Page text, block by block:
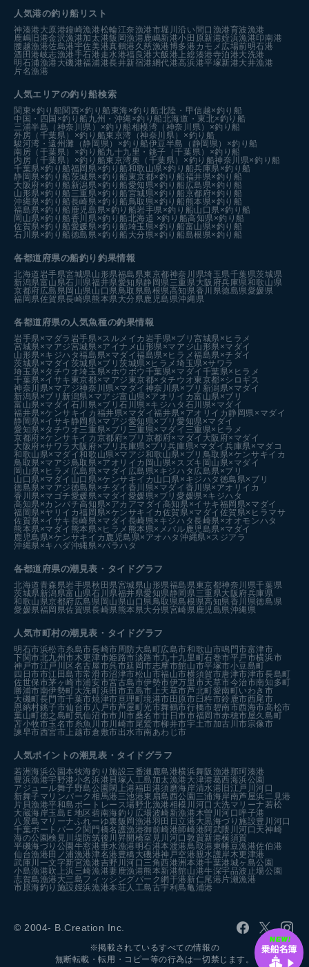
人気港の釣り船リスト
神湊港 大原港鐘崎漁港松輪江奈漁港市堀川沿い 間口漁港育波漁港
鹿嶋旧港金沢漁港加太港飯岡漁港鹿嶋新港小田原新港姪浜漁港印南港
腰越漁港佐島港宇佐美港真鶴港 久慈漁港博多港カモメ広場前明石港
酒田港岐志漁港手石港 走水港福良港 大飯港 上総湊港寺泊港大洗港
明石浦漁港 大磯港福浦港長井新宿港網代港高浜港平塚新港大井漁港
片名漁港
人気エリアの釣り船検索
関東×釣り船関西×釣り船 東海×釣り船北陸・甲信越×釣り船
中国・四国×釣り船 九州・沖縄×釣り船北海道・東北×釣り船
三浦半島（神奈川県）×釣り船相模湾（神奈川県）×釣り船
外房（千葉県）×釣り船東京湾（神奈川県）×釣り船
駿河湾・遠州灘（静岡県）×釣り船伊豆半島（静岡県）×釣り船
南房（千葉県）×釣り船九十九里・銚子（千葉県）×釣り船
内房（千葉県）×釣り船東京湾奥（千葉県）×釣り船神奈川県×釣り船
千葉県×釣り船福岡県×釣り船和歌山県×釣り船兵庫県×釣り船
静岡県×釣り船茨城県×釣り船 東京都×釣り船福井県×釣り船
大阪府×釣り船 新潟県×釣り船愛知県×釣り船 広島県×釣り船
山形県×釣り船 三重県×釣り船宮城県×釣り船京都府×釣り船
沖縄県×釣り船長崎県×釣り船鳥取県×釣り船 熊本県×釣り船
福島県×釣り船 鹿児島県×釣り船岩手県×釣り船山口県×釣り船
岡山県×釣り船香川県×釣り船北海道 ×釣り船高知県×釣り船
佐賀県×釣り船愛媛県×釣り船埼玉県×釣り船富山県×釣り船
石川県×釣り船徳島県×釣り船 大分県×釣り船島根県×釣り船
各都道府県の船釣り釣果情報
北海道岩手県宮城県山形県福島県東京都神奈川県埼玉県千葉県茨城県
新潟県富山県石川県福井県愛知県静岡県三重県大阪府兵庫県和歌山県
京都府広島県岡山県山口県鳥取県島根県高知県香川県徳島県愛媛県
福岡県佐賀県長崎県熊本県大分県鹿児島県沖縄県
各都道府県の人気魚種の釣果情報
岩手県×マダラ 岩手県×スルメイカ 岩手県×ブリ宮城県×ヒラメ
宮城県×マアジ宮城県×アイナメ 山形県×マアジ山形県×マダイ
山形県×キジハタ福島県×マダイ福島県×ヒラメ福島県×チダイ
茨城県×マダイ 茨城県×ブリ茨城県×ヒラメ埼玉県×サワラ
埼玉県×タチウオ埼玉県×ホウボウ 千葉県×マダイ 千葉県×ヒラメ
千葉県×イサキ 東京都×マアジ 東京都×タチウオ東京都×シロギス
神奈川県×マアジ神奈川県×マダイ 神奈川県×ブリ 新潟県×マダイ
新潟県×ブリ 新潟県×マアジ富山県×アオリイカ富山県×ブリ
富山県×マダイ 石川県×ブリ石川県×キジハタ 石川県×マダイ
福井県×ケンサキイカ 福井県×マダイ福井県×アオリイカ 静岡県×マダイ
静岡県×イサキ 静岡県×マアジ愛知県×ブリ愛知県×マダイ
愛知県×タチウオ三重県×ブリ 三重県×マダイ 三重県×ヒラメ
京都府×ケンサキイカ 京都府×ブリ 京都府×マダイ 大阪府×マダイ
大阪府×サワラ 大阪府×ブリ兵庫県×ブリ兵庫県×マダイ兵庫県×マダコ
和歌山県×マダイ和歌山県×マアジ和歌山県×ブリ 鳥取県×ケンサキイカ
鳥取県×マアジ鳥取県×アオリイカ 岡山県×スズキ 岡山県×マダイ
岡山県×ヒラメ 広島県×マダイ 広島県×キジハタ 広島県×ブリ
山口県×マダイ 山口県×ケンサキイカ 山口県×キジハタ 徳島県×ブリ
徳島県×マアジ徳島県×チダイ 香川県×マダイ 香川県×アオリイカ
香川県×マゴチ愛媛県×マダイ 愛媛県×ブリ愛媛県×キジハタ
高知県×カンパチ高知県×アカアマダイ 高知県×イサキ福岡県×マダイ
福岡県×ヤリイカ福岡県×ケンサキイカ 佐賀県×マダイ 佐賀県×ヒラマサ
佐賀県×イサキ長崎県×マダイ 長崎県×キジハタ長崎県×オオモンハタ
熊本県×マダイ 熊本県×ヒラメ 熊本県×メバル鹿児島県×マダイ
鹿児島県×ケンサキイカ 鹿児島県×アオハタ沖縄県×スジアラ
沖縄県×キハダ沖縄県×バラハタ
各都道府県の潮見表 ・タイドグラフ
北海道青森県岩手県秋田県宮城県山形県福島県東京都神奈川県千葉県
茨城県新潟県富山県石川県福井県愛知県静岡県三重県大阪府兵庫県
和歌山県京都府広島県 岡山県山口県鳥取県島根県高知県香川県徳島県
愛媛県福岡県佐賀県長崎県熊本県大分県宮崎県鹿児島県沖縄県
人気市町村の潮見表・タイドグラフ
明石市浜松市糸島市長崎市周防大島町広島市和歌山市鳴門市富津市
下関市北九州市木更津市姫路市淡路市九十九里町石巻市平戸市横浜市
神戸市江戸川区 名古屋市呉市延岡市志摩市館山市平塚市小豆島町
四日市市江田島市常滑市沼津市松山市福山市横須賀市唐津市津市長島町
佐世保市茅ヶ崎市浦安市宮古島市伊勢市伊万里市天草市今治市南知多町
勝浦市南伊勢町大洗町浜田市五島市 上天草市芦北町愛南町いわき市
大磯町長門市千葉市焼津市亘理町境港市 田原市 臼杵市鈴鹿市西尾市
恩納村銚子市仙台市八戸市芦屋町光市舞鶴市行橋市碧南市西海市高松市
葉山町徳之島町気仙沼市市川市桑名市廿日市市福岡市赤穂市屋久島町
苫小牧市玉名市糸魚川市川崎市尾鷲市柳井市宇土市加古川市宗像市
諫早市西宮市 上越市倉敷市出水市南あわじ市
人気ポイントの潮見表・タイドグラフ
若洲海浜公園本牧海釣り施設三番瀬 鹿島港横浜舞阪漁港 那珂湊港
豊浜漁港宇野港小名浜港 貝塚人工島 加太漁港 大津港葛西海浜公園
アジュール舞子野島公園 閖上港福田港須磨海岸清水港 旧江戸川河口
新舞子マリンパーク 相馬港 三池港東扇島西公園 三浦海岸南芦屋浜二見港
片貝漁港平和島ボートレース場野北漁港相模川河口 大洗マリーナ若松
大蔵海岸玉島Ｅ地区 碧南海釣り広場波崎新漁港木曽川河口 呼子港
八景島マリーナふれーゆ裏飯岡漁港羽田 日立港 大黒海づり施設豊川河口
千葉ポートパーク 関門橋名護漁港御前崎港師崎港 阿武隈川河口 天神崎
海の公園検見川堤防筑後川昇開橋室見川河口敦賀新港横須賀
平磯海づり公園 牛窓港垂水漁港 明石港本渡港鳥取港 東幡豆漁港佐伯港
仙台漁港 田ノ浦漁港津名港 豊橋 大磯港神戸空港親水護岸木更津港
武庫川一文字新宮漁港吉野川河口 三角西港洲本港千葉港城ヶ島公園
小島漁港吹上浜三崎漁港妻鹿漁港熊本新港館山港牛深宇品波止場公園
志賀島漁港 大三島フィッシングパーク網干港 新仁尾港 片瀬漁港
市原海釣り施設姪浜漁港本荘人工島古宇利島亀浦港
© 2004- B.Creation Inc.
※掲載されているすべての情報の
無断転載・転用・コピー等の行為は一切禁じます。